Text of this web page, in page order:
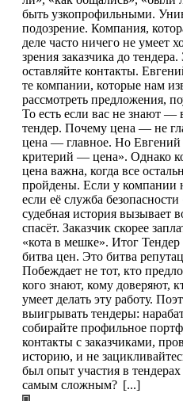
быть узкопрофильными.
подозрение. Компания,
деле часто ничего не умеет
зрения заказчика до
оставляйте контакты.
те компании, которые нам
рассмотреть предложения,
То есть если вас не знают —
тендер. Почему цена — не
цена — главное. Но
критерий — цена». Однако
цена важна, когда все
пройдены. Если у компании
если её служба
судебная история вызывает
спасёт. Заказчик скорее
«кота в мешке». Итог
битва цен. Это битва
Побеждает не тот, кто
кого знают, кому доверяют,
умеет делать эту работу.
выигрывать тендеры:
собирайте профильное
контакты с заказчиками,
историю, и не
был опыт участия в
самым сложным? [...]